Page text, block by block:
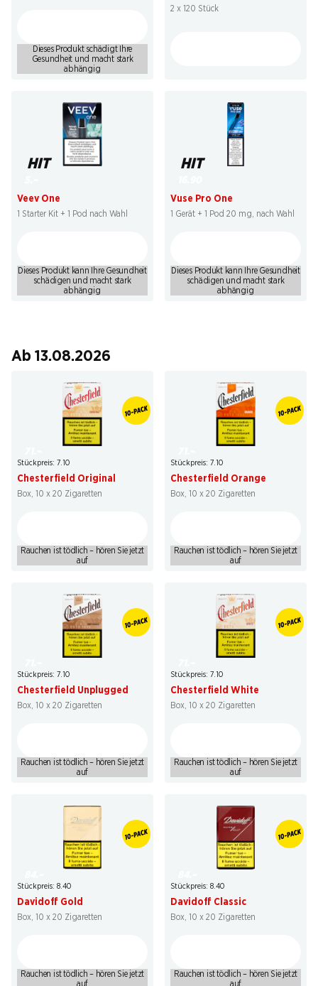
Dieses Produkt schädigt Ihre
Gesundheit und macht stark
abhängig
2 x 120 Stück
HIT
Veev One
1 Starter Kit + 1 Pod nach Wahl
Dieses Produkt kann Ihre Gesundheit
schädigen und macht stark
abhängig
HIT
Vuse Pro One
1 Gerät + 1 Pod 20 mg, nach Wahl
Dieses Produkt kann Ihre Gesundheit
schädigen und macht stark
abhängig
Ab 13.08.2026
Stückpreis: 7.10
Chesterfield Original
Box, 10 x 20 Zigaretten
Rauchen ist tödlich – hören Sie jetzt
auf
Stückpreis: 7.10
Chesterfield Orange
Box, 10 x 20 Zigaretten
Rauchen ist tödlich – hören Sie jetzt
auf
Stückpreis: 7.10
Chesterfield Unplugged
Box, 10 x 20 Zigaretten
Rauchen ist tödlich – hören Sie jetzt
auf
Stückpreis: 7.10
Chesterfield White
Box, 10 x 20 Zigaretten
Rauchen ist tödlich – hören Sie jetzt
auf
Stückpreis: 8.40
Davidoff Gold
Box, 10 x 20 Zigaretten
Rauchen ist tödlich – hören Sie jetzt
auf
Stückpreis: 8.40
Davidoff Classic
Box, 10 x 20 Zigaretten
Rauchen ist tödlich – hören Sie jetzt
auf